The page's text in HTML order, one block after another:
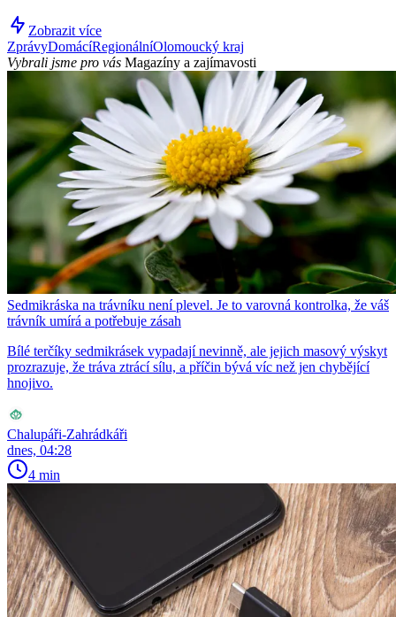
Zobrazit více
ZprávyDomácíRegionálníOlomoucký kraj
Vybrali jsme pro vás Magazíny a zajímavosti
Sedmikráska na trávníku není plevel. Je to varovná kontrolka, že váš
trávník umírá a potřebuje zásah
Bílé terčíky sedmikrásek vypadají nevinně, ale jejich masový výskyt
prozrazuje, že tráva ztrácí sílu, a příčin bývá víc než jen chybějící
hnojivo.
Chalupáři-Zahrádkáři
dnes, 04:28
4 min